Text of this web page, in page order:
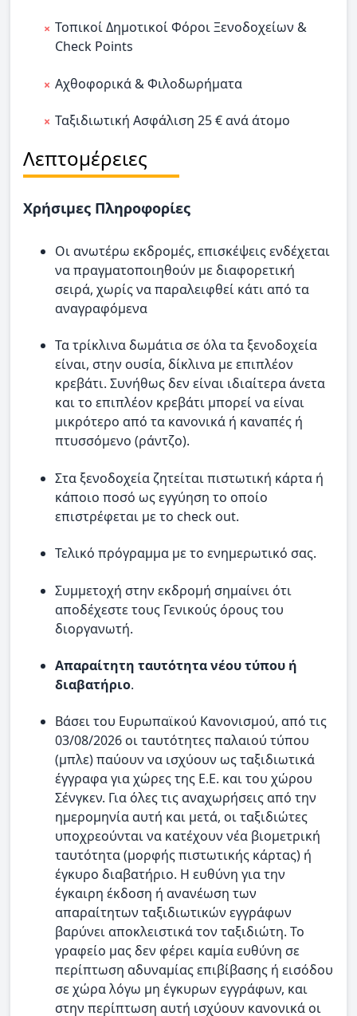
Τοπικοί Δημοτικοί Φόροι Ξενοδοχείων &
Check Points
Αχθοφορικά & Φιλοδωρήματα
Ταξιδιωτική Ασφάλιση 25 € ανά άτομο
Λεπτομέρειες
Χρήσιμες Πληροφορίες
Οι ανωτέρω εκδρομές, επισκέψεις ενδέχεται
να πραγματοποιηθούν με διαφορετική
σειρά, χωρίς να παραλειφθεί κάτι από τα
αναγραφόμενα
Τα τρίκλινα δωμάτια σε όλα τα ξενοδοχεία
είναι, στην ουσία, δίκλινα με επιπλέον
κρεβάτι. Συνήθως δεν είναι ιδιαίτερα άνετα
και το επιπλέον κρεβάτι μπορεί να είναι
μικρότερο από τα κανονικά ή καναπές ή
πτυσσόμενο (ράντζο).
Στα ξενοδοχεία ζητείται πιστωτική κάρτα ή
κάποιο ποσό ως εγγύηση το οποίο
επιστρέφεται με το check out.
Τελικό πρόγραμμα με το ενημερωτικό σας.
Συμμετοχή στην εκδρομή σημαίνει ότι
αποδέχεστε τους Γενικούς όρους του
διοργανωτή.
Απαραίτητη ταυτότητα νέου τύπου ή
διαβατήριο.
Βάσει του Ευρωπαϊκού Κανονισμού, από τις
03/08/2026 οι ταυτότητες παλαιού τύπου
(μπλε) παύουν να ισχύουν ως ταξιδιωτικά
έγγραφα για χώρες της Ε.Ε. και του χώρου
Σένγκεν. Για όλες τις αναχωρήσεις από την
ημερομηνία αυτή και μετά, οι ταξιδιώτες
υποχρεούνται να κατέχουν νέα βιομετρική
ταυτότητα (μορφής πιστωτικής κάρτας) ή
έγκυρο διαβατήριο. Η ευθύνη για την
έγκαιρη έκδοση ή ανανέωση των
απαραίτητων ταξιδιωτικών εγγράφων
βαρύνει αποκλειστικά τον ταξιδιώτη. Το
γραφείο μας δεν φέρει καμία ευθύνη σε
περίπτωση αδυναμίας επιβίβασης ή εισόδου
σε χώρα λόγω μη έγκυρων εγγράφων, και
στην περίπτωση αυτή ισχύουν κανονικά οι